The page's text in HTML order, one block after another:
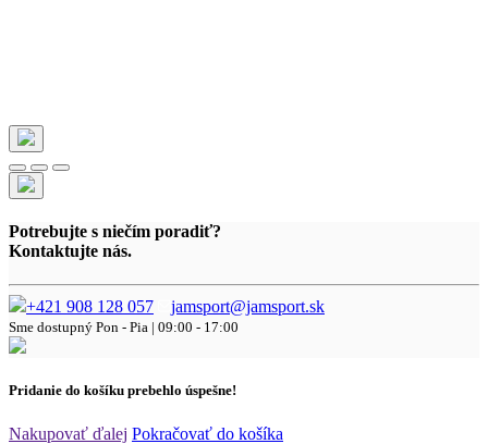
Potrebujte s niečím poradiť?
Kontaktujte nás.
+421 908 128 057 jamsport@jamsport.sk
Sme dostupný Pon - Pia | 09:00 - 17:00
Pridanie do košíku prebehlo úspešne!
Nakupovať ďalej Pokračovať do košíka